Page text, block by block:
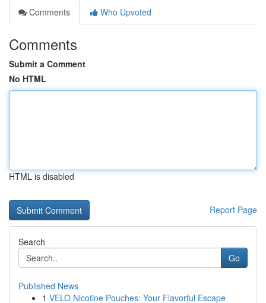
Comments
Who Upvoted
Comments
Submit a Comment
No HTML
HTML is disabled
Report Page
Search
Go
Published News
1 VELO Nicotine Pouches: Your Flavorful Escape